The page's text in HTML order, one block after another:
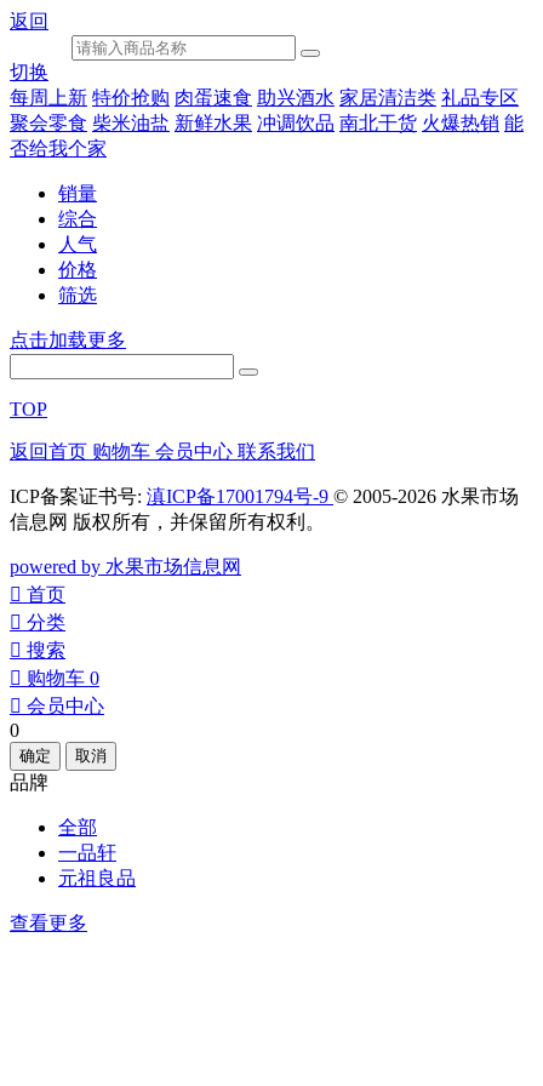
返回
切换
每周上新 特价抢购 肉蛋速食 助兴酒水 家居清洁类 礼品专区
聚会零食 柴米油盐 新鲜水果 冲调饮品 南北干货 火爆热销 能
否给我个家
销量
综合
人气
价格
筛选
点击加载更多
TOP
返回首页 购物车 会员中心 联系我们
ICP备案证书号: 滇ICP备17001794号-9 © 2005-2026 水果市场
信息网 版权所有，并保留所有权利。
powered by 水果市场信息网
󰀁 首页
󰀂 分类
󰀃 搜索
󰀄 购物车 0
󰀅 会员中心
0
确定 取消
品牌
全部
一品轩
元祖良品
查看更多